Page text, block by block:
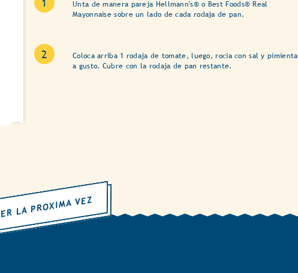
Unta de manera pareja Hellmann's® o Best Foods® Real
Mayonnaise sobre un lado de cada rodaja de pan.
Coloca arriba 1 rodaja de tomate, luego, rocía con sal y pimienta
a gusto. Cubre con la rodaja de pan restante.
LA PROXIMA VEZ